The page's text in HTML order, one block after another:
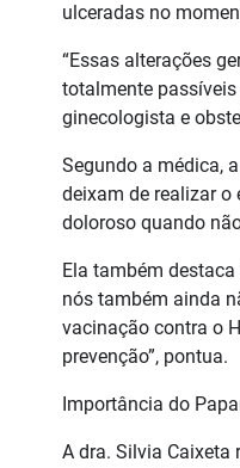
ulceradas no
“Essas alterações
totalmente
ginecologista e
Segundo a médica,
deixam de realizar o
doloroso quando
Ela também
nós também ainda
vacinação contra o
prevenção”, pontua.
Importância do
A dra. Silvia Caixeta